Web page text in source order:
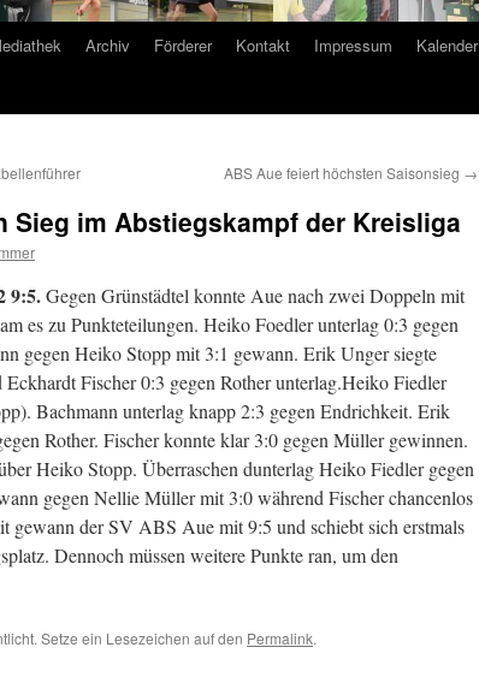
Archiv Förderer Kontakt Impressum Kalender
ABS Aue feiert höchsten Saisonsieg →
Sieg im Abstiegskampf der Kreisliga
9:5.Gegen Grünstädtel konnte Aue nach zwei Doppeln mit
es zu Punkteteilungen. Heiko Foedler unterlag 0:3 gegen
gegen Heiko Stopp mit 3:1 gewann. Erik Unger siegte
Fischer 0:3 gegen Rother unterlag.Heiko Fiedler
Bachmann unterlag knapp 2:3 gegen Endrichkeit. Erik
Rother. Fischer konnte klar 3:0 gegen Müller gewinnen.
Heiko Stopp. Überraschen dunterlag Heiko Fiedler gegen
gegen Nellie Müller mit 3:0 während Fischer chancenlos
gewann der SV ABS Aue mit 9:5 und schiebt sich erstmals
Dennoch müssen weitere Punkte ran, um den
Setze ein Lesezeichen auf den Permalink.